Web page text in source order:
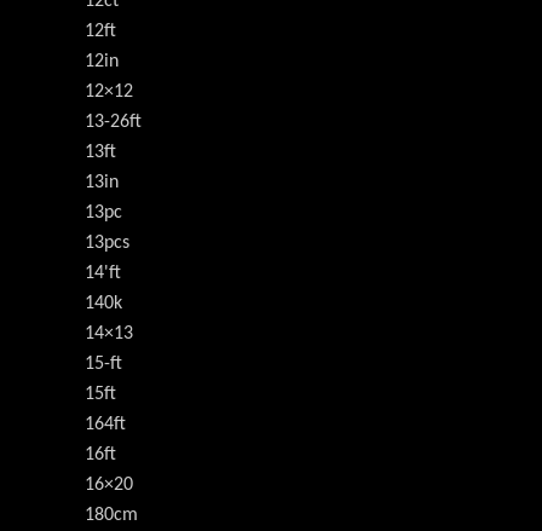
12ft
12in
12×12
13-26ft
13ft
13in
13pc
13pcs
14'ft
140k
14×13
15-ft
15ft
164ft
16ft
16×20
180cm